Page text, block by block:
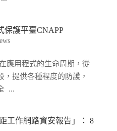
保護平臺CNAPP
應用程式的生命周期，從
，提供各種程度的防護，
...
工作網路資安報告」： 8